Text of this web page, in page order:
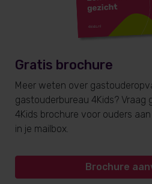
Gratis brochure
Meer weten over
gastouderbureau 4Kids? Vraag
4Kids brochure voor ouders
in je mailbox.
Brochure